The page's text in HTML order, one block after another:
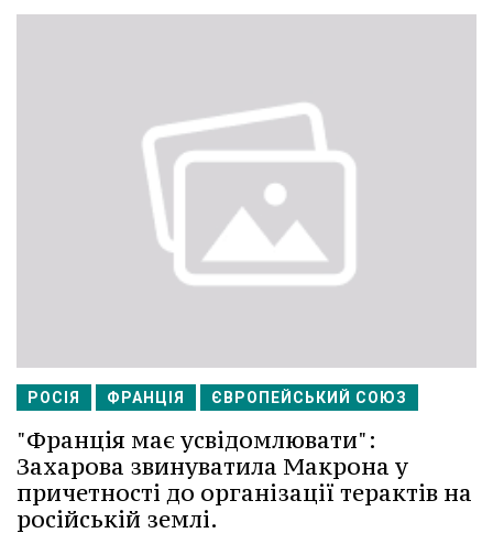
РОСІЯ ФРАНЦІЯ ЄВРОПЕЙСЬКИЙ СОЮЗ
"Франція має усвідомлювати":
Захарова звинуватила Макрона у
причетності до організації терактів на
російській землі.